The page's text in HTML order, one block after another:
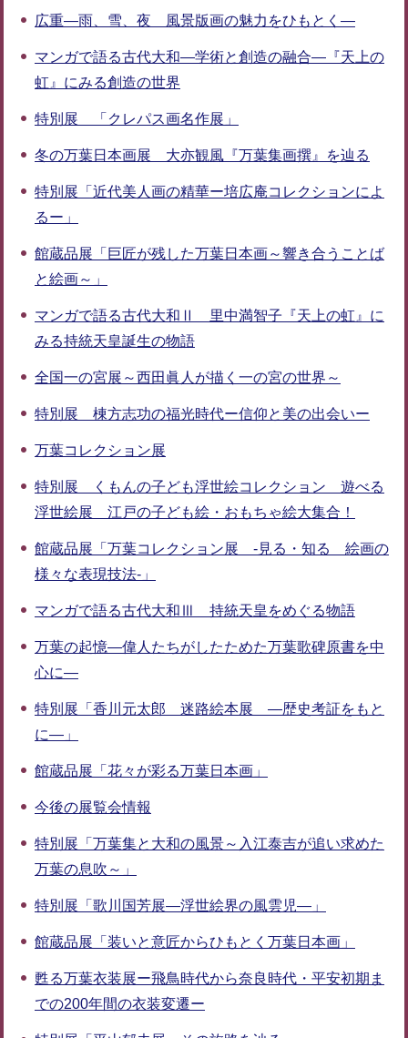
広重―雨、雪、夜 風景版画の魅力をひもとく―
マンガで語る古代大和―学術と創造の融合―『天上の
虹』にみる創造の世界
特別展 「クレパス画名作展」
冬の万葉日本画展 大亦観風『万葉集画撰』を辿る
特別展「近代美人画の精華ー培広庵コレクションによ
るー」
館蔵品展「巨匠が残した万葉日本画～響き合うことば
と絵画～」
マンガで語る古代大和Ⅱ 里中満智子『天上の虹』に
みる持統天皇誕生の物語
全国一の宮展～西田眞人が描く一の宮の世界～
特別展 棟方志功の福光時代ー信仰と美の出会いー
万葉コレクション展
特別展 くもんの子ども浮世絵コレクション 遊べる
浮世絵展 江戸の子ども絵・おもちゃ絵大集合！
館蔵品展「万葉コレクション展 -見る・知る 絵画の
様々な表現技法-」
マンガで語る古代大和Ⅲ 持統天皇をめぐる物語
万葉の起憶―偉人たちがしたためた万葉歌碑原書を中
心に―
特別展「香川元太郎 迷路絵本展 ―歴史考証をもと
に―」
館蔵品展「花々が彩る万葉日本画」
今後の展覧会情報
特別展「万葉集と大和の風景～入江泰吉が追い求めた
万葉の息吹～」
特別展「歌川国芳展―浮世絵界の風雲児―」
館蔵品展「装いと意匠からひもとく万葉日本画」
甦る万葉衣装展ー飛鳥時代から奈良時代・平安初期ま
での200年間の衣装変遷ー